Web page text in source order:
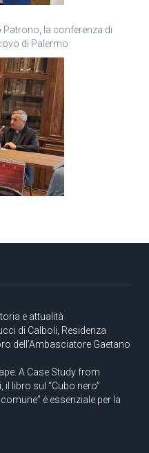
Patrono, la conferenza di
di Palermo
e attualità
di Calboli, Residenza
dell’Ambasciatore Gaetano
A Case Study from
libro sul “Cubo nero”
è essenziale per la